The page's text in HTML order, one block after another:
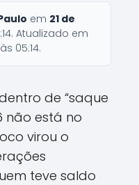
em 21 de
Atualizado em
às 05:14.
de “saque
não está no
virou o
teve saldo